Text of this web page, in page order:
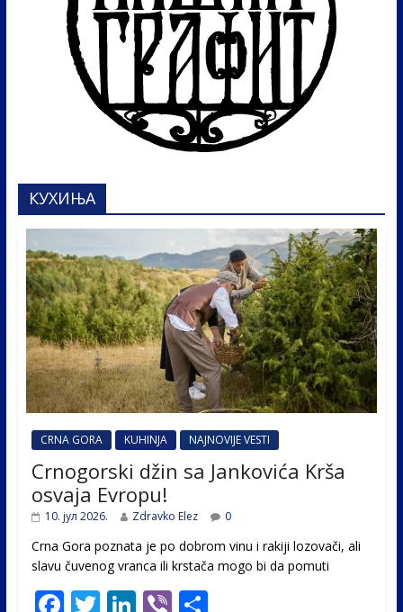
КУХИЊА
CRNA GORA KUHINJA NAJNOVIJE VESTI
Crnogorski džin sa Jankovića Krša
osvaja Evropu!
10. јул 2026. Zdravko Elez 0
Crna Gora poznata je po dobrom vinu i rakiji lozovači, ali
slavu čuvenog vranca ili krstača mogo bi da pomuti